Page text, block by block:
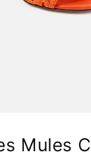
Mules